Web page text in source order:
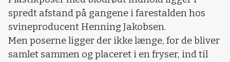
spredt afstand på gangene i farestalden hos
svineproducent Henning Jakobsen.
Men poserne ligger der ikke længe, for de bliver
samlet sammen og placeret i en fryser, ind til